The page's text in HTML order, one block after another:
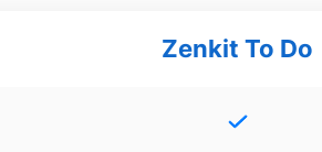
Zenkit To Do